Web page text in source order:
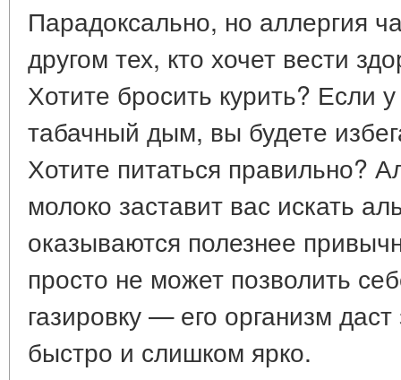
Парадоксально, но аллергия
другом тех, кто хочет вести
Хотите бросить курить? Если
табачный дым, вы будете
Хотите питаться правильно?
молоко заставит вас искать
оказываются полезнее
просто не может позволить
газировку — его организм
быстро и слишком ярко.